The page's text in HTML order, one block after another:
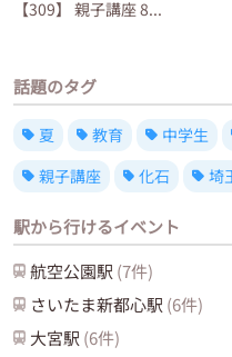
【309】 親子講座 8...
話題のタグ
夏 教育 中学生
親子講座
化石 埼
駅から行けるイベント
航空公園駅 (7件)
さいたま新都心駅 (6件)
大宮駅 (6件)